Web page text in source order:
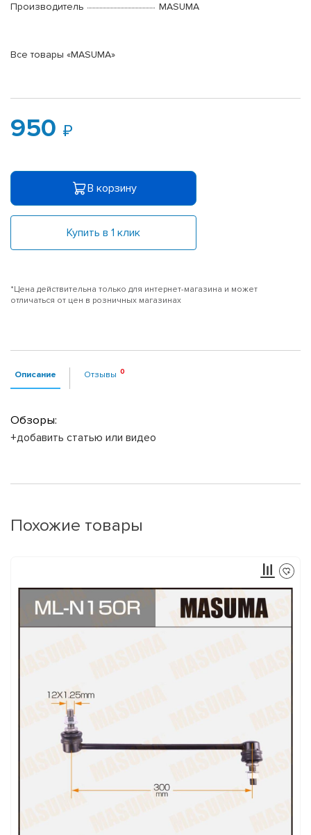
Производитель
MASUMA
Все товары «MASUMA»
950
В корзину
Купить в 1 клик
*Цена действительна только для интернет-магазина и может
отличаться от цен в розничных магазинах
Описание Отзывы
Обзоры:
+добавить статью или видео
Похожие товары